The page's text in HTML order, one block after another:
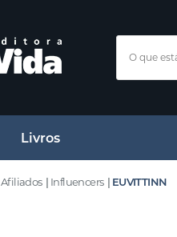
Livros
Afiliados | Influencers | EUVITTINN